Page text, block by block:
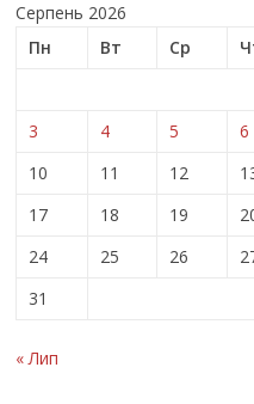
Серпень 2026
Пн
Вт Ср
3
4 5 6
10
11 12
17
18 19
24
25 26
31
« Лип